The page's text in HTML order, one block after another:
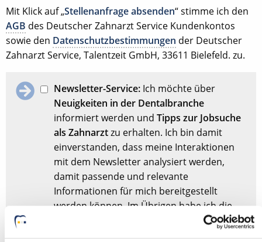
Mit Klick auf „Stellenanfrage absenden“ stimme ich den
AGB des Deutscher Zahnarzt Service Kundenkontos
sowie den Datenschutzbestimmungen der Deutscher
Zahnarzt Service, Talentzeit GmbH, 33611 Bielefeld. zu.
Newsletter-Service: Ich möchte über
Neuigkeiten in der Dentalbranche
informiert werden undTipps zur Jobsuche
als Zahnarztzu erhalten. Ich bin damit
einverstanden, dass meine Interaktionen
mit dem Newsletter analysiert werden,
damit passende und relevante
Informationen für mich bereitgestellt
werden können. Im Übrigen habe ich die
gelesen und bin mit
ihr einverstanden.